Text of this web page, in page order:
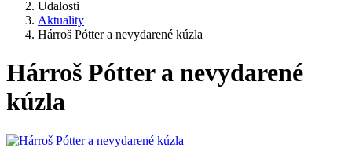
Udalosti
Aktuality
Hárroš Pótter a nevydarené kúzla
Hárroš Pótter a nevydarené
kúzla